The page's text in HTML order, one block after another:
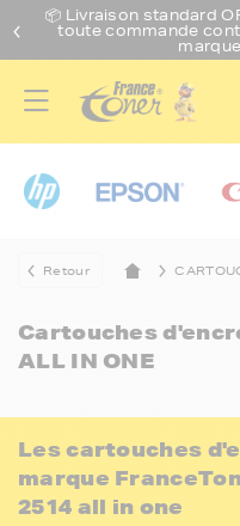
📦 Livraison standard O
toute commande
Retour
Cartouches
ALL IN ONE
Les cartouches
marque
2514 all in one